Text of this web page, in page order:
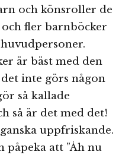
och könsroller de
och fler barnböcker
är bäst med den
inte görs någon
så kallade
så är det med det!
uppfriskande.
påpeka att ”Åh nu